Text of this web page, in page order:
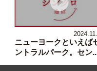
ニューヨークといえば
ントラルパーク。セン